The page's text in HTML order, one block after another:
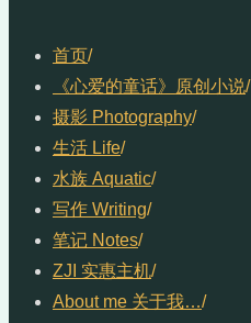
首页/
《心爱的童话》原创小说/
摄影 Photography/
生活 Life/
水族 Aquatic/
写作 Writing/
笔记 Notes/
ZJI 实惠主机/
About me 关于我…/